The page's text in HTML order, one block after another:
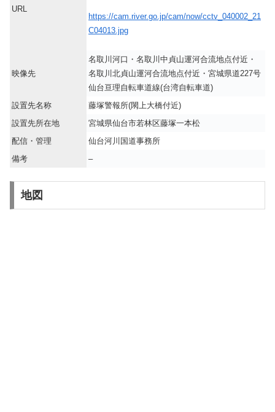
URL
https://cam.river.go.jp/cam/now/cctv_040002_21
C04013.jpg
映像先
名取川河口・名取川中貞山運河合流地点付近・
名取川北貞山運河合流地点付近・宮城県道227号
仙台亘理自転車道線(台湾自転車道)
設置先名称
藤塚警報所(閖上大橋付近)
設置先所在地
宮城県仙台市若林区藤塚一本松
配信・管理
仙台河川国道事務所
備考
–
地図